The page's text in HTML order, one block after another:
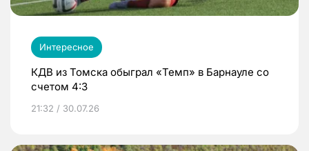
Интересное
КДВ из Томска обыграл «Темп» в Барнауле со
счетом 4:3
21:32 / 30.07.26